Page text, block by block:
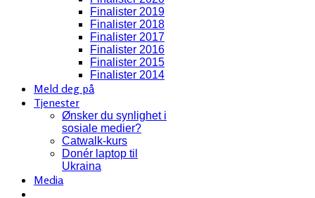
Finalister 2019
Finalister 2018
Finalister 2017
Finalister 2016
Finalister 2015
Finalister 2014
Meld deg på
Tjenester
Ønsker du synlighet i
sosiale medier?
Catwalk-kurs
Donér laptop til
Ukraina
Media